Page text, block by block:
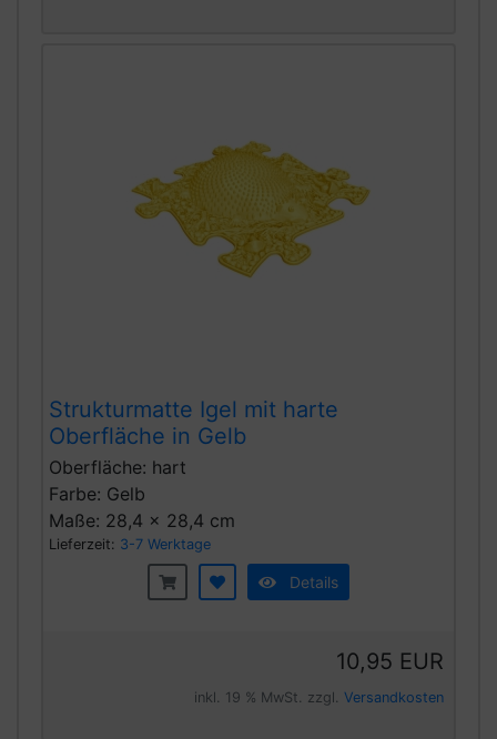
Strukturmatte Igel mit harte
Oberfläche in Gelb
Oberfläche: hart
Farbe: Gelb
Maße: 28,4 x 28,4 cm
Lieferzeit: 3-7 Werktage
Details
10,95 EUR
inkl. 19 % MwSt. zzgl. Versandkosten